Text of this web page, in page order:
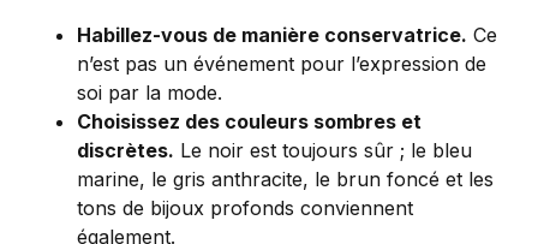
Habillez-vous de manière conservatrice. Ce
n’est pas un événement pour l’expression de
soi par la mode.
Choisissez des couleurs sombres et
discrètes. Le noir est toujours sûr ; le bleu
marine, le gris anthracite, le brun foncé et les
tons de bijoux profonds conviennent
également.